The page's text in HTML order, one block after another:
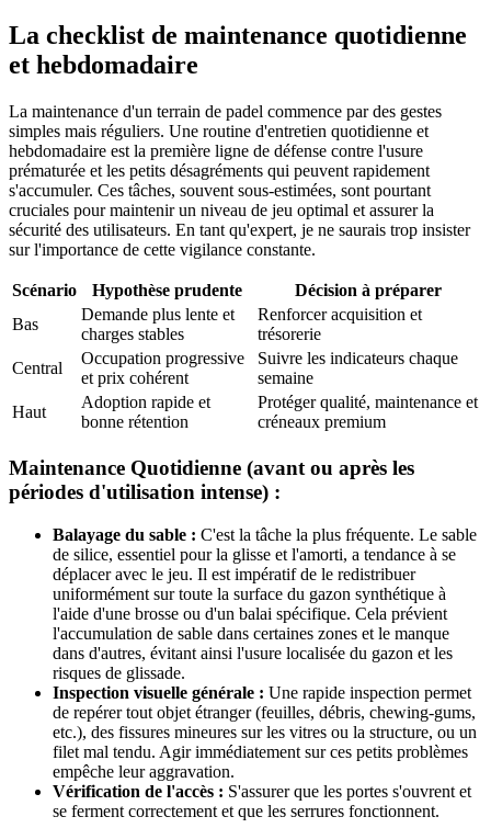
La checklist de maintenance quotidienne
et hebdomadaire
La maintenance d'un terrain de padel commence par des gestes
simples mais réguliers. Une routine d'entretien quotidienne et
hebdomadaire est la première ligne de défense contre l'usure
prématurée et les petits désagréments qui peuvent rapidement
s'accumuler. Ces tâches, souvent sous-estimées, sont pourtant
cruciales pour maintenir un niveau de jeu optimal et assurer la
sécurité des utilisateurs. En tant qu'expert, je ne saurais trop insister
sur l'importance de cette vigilance constante.
Scénario Hypothèse prudente
Décision à préparer
Bas
Demande plus lente et
charges stables
Renforcer acquisition et
trésorerie
Central
Occupation progressive
et prix cohérent
Suivre les indicateurs chaque
semaine
Haut
Adoption rapide et
bonne rétention
Protéger qualité, maintenance et
créneaux premium
Maintenance Quotidienne (avant ou après les
périodes d'utilisation intense) :
Balayage du sable : C'est la tâche la plus fréquente. Le sable
de silice, essentiel pour la glisse et l'amorti, a tendance à se
déplacer avec le jeu. Il est impératif de le redistribuer
uniformément sur toute la surface du gazon synthétique à
l'aide d'une brosse ou d'un balai spécifique. Cela prévient
l'accumulation de sable dans certaines zones et le manque
dans d'autres, évitant ainsi l'usure localisée du gazon et les
risques de glissade.
Inspection visuelle générale : Une rapide inspection permet
de repérer tout objet étranger (feuilles, débris, chewing-gums,
etc.), des fissures mineures sur les vitres ou la structure, ou un
filet mal tendu. Agir immédiatement sur ces petits problèmes
empêche leur aggravation.
Vérification de l'accès : S'assurer que les portes s'ouvrent et
se ferment correctement et que les serrures fonctionnent.